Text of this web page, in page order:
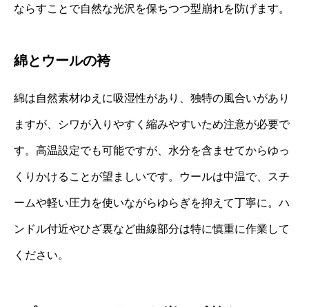
ならすことで自然な光沢を保ちつつ型崩れを防げます。
綿とウールの袴
綿は自然素材ゆえに吸湿性があり、独特の風合いがあり
ますが、シワが入りやすく縮みやすいため注意が必要で
す。高温設定でも可能ですが、水分を含ませてからゆっ
くりかけることが望ましいです。ウールは中温で、スチ
ームや軽い圧力を使いながらゆらぎを抑えて丁寧に。ハ
ンドル付近やひざ裏など曲線部分は特に慎重に作業して
ください。